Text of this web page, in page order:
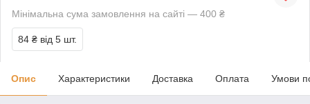
Мінімальна сума замовлення на сайті — 400 ₴
84 ₴ від 5 шт.
Опис Характеристики Доставка Оплата Умови